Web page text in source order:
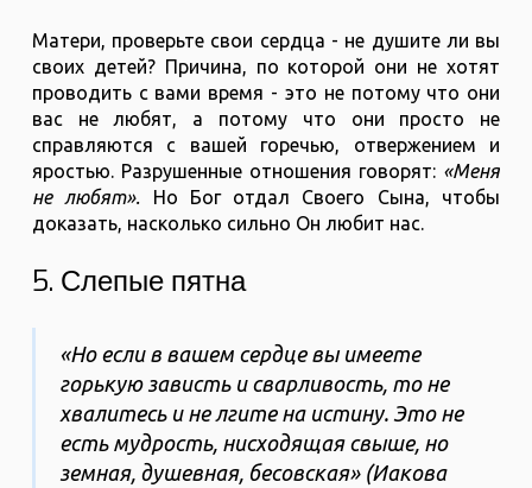
Матери, проверьте свои сердца - не душите ли вы
своих детей? Причина, по которой они не хотят
проводить с вами время - это не потому что они
вас не любят, а потому что они просто не
справляются с вашей горечью, отвержением и
яростью. Разрушенные отношения говорят: «Меня
не любят».
Но Бог отдал Своего Сына, чтобы
доказать, насколько сильно Он любит нас.
5. Слепые пятна
«Но если в вашем сердце вы имеете
горькую зависть и сварливость, то не
хвалитесь и не лгите на истину. Это не
есть мудрость, нисходящая свыше, но
земная, душевная, бесовская» (Иакова‬